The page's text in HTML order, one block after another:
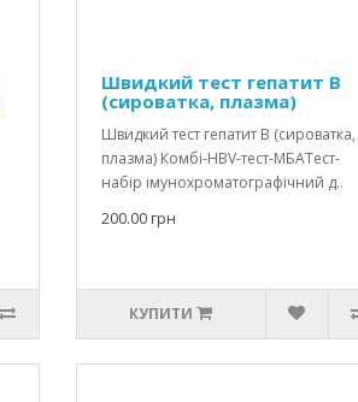
Швидкий тест гепатит В
(сироватка, плазма)
Швидкий тест гепатит В (сироватка,
плазма) Комбі-HBV-тест-МБАТест-
набір імунохроматографічний д..
200.00 грн
КУПИТИ